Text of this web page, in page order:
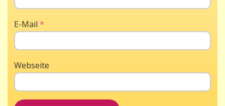
E-Mail *
Webseite